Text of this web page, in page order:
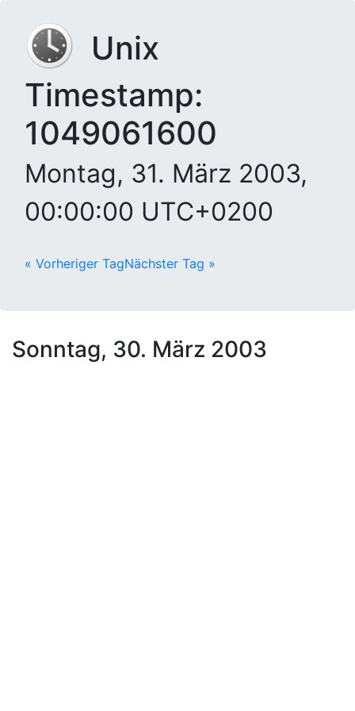
Unix
Timestamp:
1049061600
Montag, 31. März 2003,
00:00:00 UTC+0200
« Vorheriger TagNächster Tag »
Sonntag, 30. März 2003